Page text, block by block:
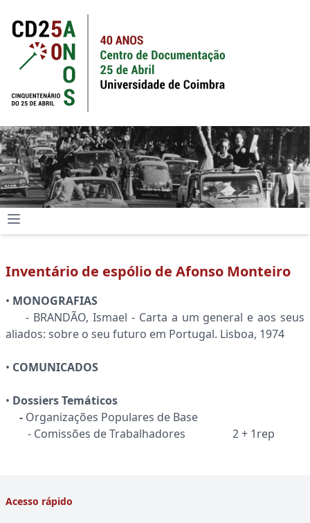
Inventário de espólio de Afonso Monteiro
• MONOGRAFIAS
- BRANDÃO, Ismael - Carta a um general e aos seus
aliados: sobre o seu futuro em Portugal. Lisboa, 1974
• COMUNICADOS
• Dossiers Temáticos
- Organizações Populares de Base
- Comissões de Trabalhadores 2 + 1rep
Acesso rápido